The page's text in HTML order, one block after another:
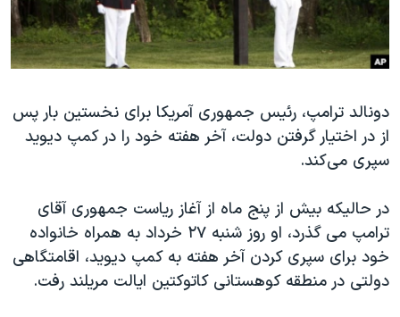
فرهنگ و زندگی
حقوق شهروندی
علم و فناوری
اسرائیل در جنگ
آرشیو پخش زنده
مستندها
انتخابات ریاست جمهوری آمریکا ۲۰۲۴
رمز مهسا
ورزش زنان در ایران
مجموعه مستندهای دادخواهی
تریبونال مردمی آبان ۹۸
دادگاه حمید نوری
دنبال کنید
زبانهای مختلف
دونالد ترامپ، رئیس جمهوری آمریکا برای نخستین بار پس
از در اختیار گرفتن دولت، آخر هفته خود را در کمپ دیوید
سپری می‌کند.
در حالیکه بیش از پنج ماه از آغاز ریاست جمهوری آقای
ترامپ می گذرد، او روز شنبه ۲۷ خرداد به همراه خانواده
خود برای سپری کردن آخر هفته به کمپ دیوید، اقامتگاهی
دولتی در منطقه کوهستانی کاتوکتین ایالت مریلند رفت.